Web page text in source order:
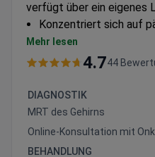
verfügt über ein eigenes
Konzentriert sich auf
Onkologiepatienten
18. Lebensjahr
durch eigene Forschung
Mehr lesen
4.744
DIAGNOSTIK
MRT des Gehirns
Online-Konsultation mit
BEHANDLUNG